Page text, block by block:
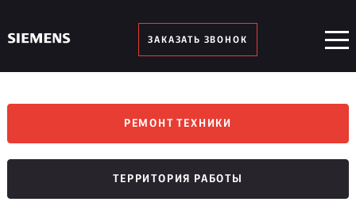
ЗАКАЗАТЬ ЗВОНОК
РЕМОНТ ТЕХНИКИ
ТЕРРИТОРИЯ РАБОТЫ